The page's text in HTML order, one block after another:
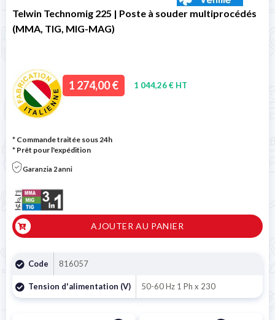
Telwin Technomig 225 | Poste à souder multiprocédés
(MMA, TIG, MIG-MAG)
1 274,00 € 1 044,26 € HT
* Commande traitée sous 24h
* Prêt pour l'expédition
Garanzia 2 anni
AJOUTER AU PANIER
Code 816057
Tension d'alimentation (V) 50-60 Hz 1 Ph x 230